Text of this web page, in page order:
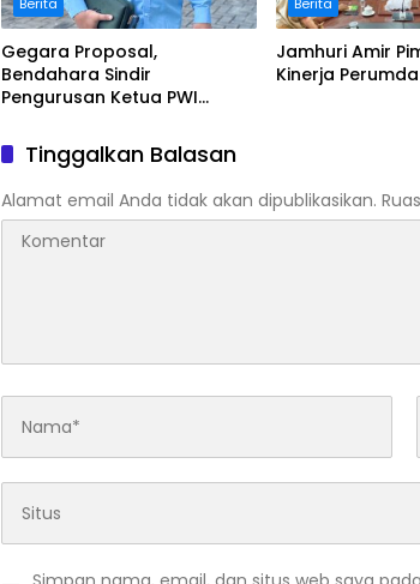
Berita
Gegara Proposal,
Bendahara Sindir
Pengurusan Ketua PWI
Berita
Jamhuri Amir
Kinerja
Tinggalkan Balasan
Alamat email Anda tidak akan dipublikasikan.